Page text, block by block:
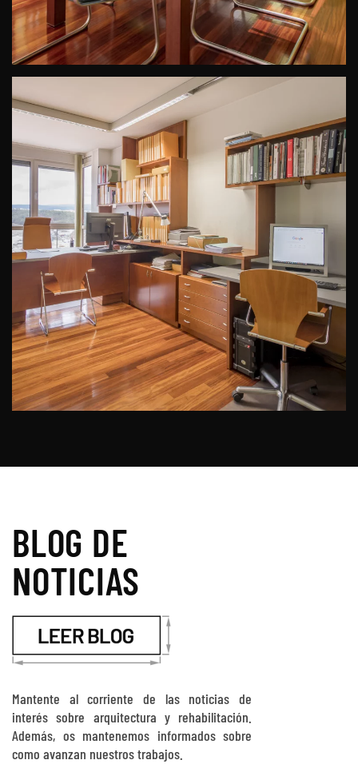
BLOG DE
NOTICIAS
Mantente al corriente de las noticias de
interés sobre arquitectura y rehabilitación.
Además, os mantenemos informados sobre
como avanzan nuestros trabajos.